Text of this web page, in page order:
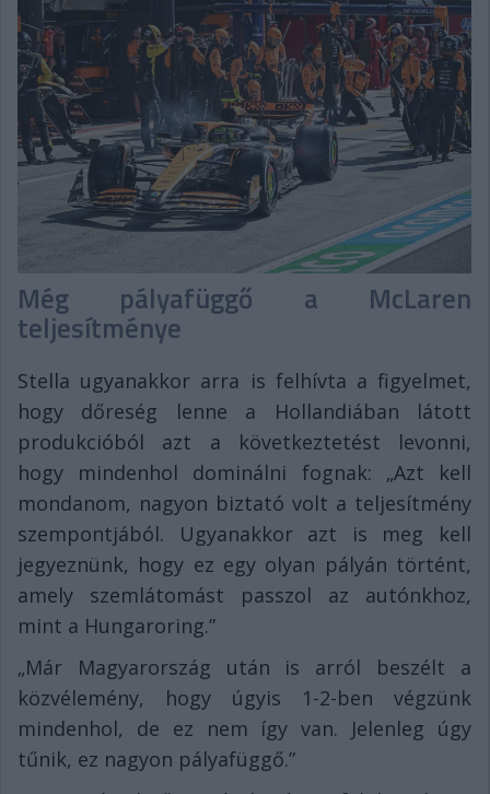
Még pályafüggő a McLaren
teljesítménye
Stella ugyanakkor arra is felhívta a figyelmet,
hogy dőreség lenne a Hollandiában látott
produkcióból azt a következtetést levonni,
hogy mindenhol dominálni fognak: „Azt kell
mondanom, nagyon biztató volt a teljesítmény
szempontjából. Ugyanakkor azt is meg kell
jegyeznünk, hogy ez egy olyan pályán történt,
amely szemlátomást passzol az autónkhoz,
mint a Hungaroring.”
„Már Magyarország után is arról beszélt a
közvélemény, hogy úgyis 1-2-ben végzünk
mindenhol, de ez nem így van. Jelenleg úgy
tűnik, ez nagyon pályafüggő.”